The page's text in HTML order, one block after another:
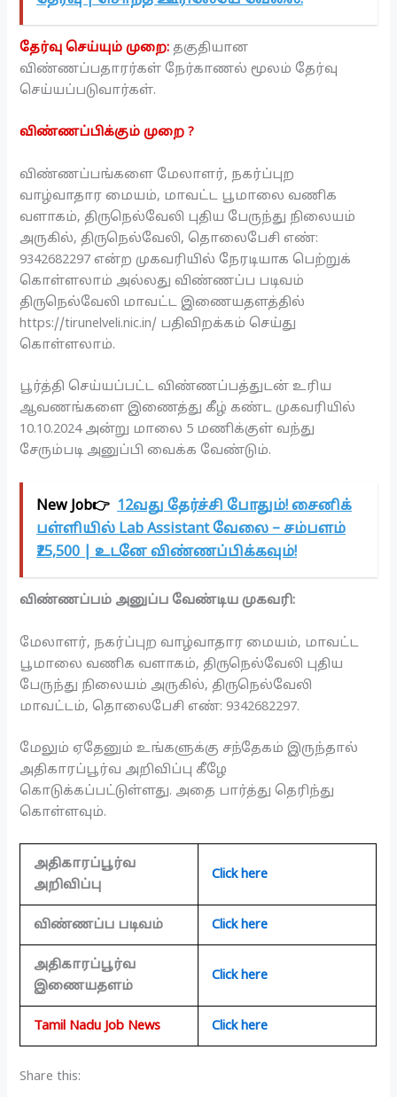
தேர்வு செய்யும் முறை: தகுதியான
விண்ணப்பதாரர்கள் நேர்காணல் மூலம் தேர்வு
செய்யப்படுவார்கள்.
விண்ணப்பிக்கும் முறை ?
விண்ணப்பங்களை மேலாளர், நகர்ப்புற
வாழ்வாதார மையம், மாவட்ட பூமாலை வணிக
வளாகம், திருநெல்வேலி புதிய பேருந்து நிலையம்
அருகில், திருநெல்வேலி, தொலைபேசி எண்:
9342682297 என்ற முகவரியில் நேரடியாக பெற்றுக்
கொள்ளலாம் அல்லது விண்ணப்ப படிவம்
திருநெல்வேலி மாவட்ட இணையதளத்தில்
https://tirunelveli.nic.in/ பதிவிறக்கம் செய்து
கொள்ளலாம்.
பூர்த்தி செய்யப்பட்ட விண்ணப்பத்துடன் உரிய
ஆவணங்களை இணைத்து கீழ் கண்ட முகவரியில்
10.10.2024 அன்று மாலை 5 மணிக்குள் வந்து
சேரும்படி அனுப்பி வைக்க வேண்டும்.
New Job👉 12வது தேர்ச்சி போதும்! சைனிக்
பள்ளியில் Lab Assistant வேலை – சம்பளம்
₹25,500 | உடனே விண்ணப்பிக்கவும்!
விண்ணப்பம் அனுப்ப வேண்டிய முகவரி:
மேலாளர், நகர்ப்புற வாழ்வாதார மையம், மாவட்ட
பூமாலை வணிக வளாகம், திருநெல்வேலி புதிய
பேருந்து நிலையம் அருகில், திருநெல்வேலி
மாவட்டம், தொலைபேசி எண்: 9342682297.
மேலும் ஏதேனும் உங்களுக்கு சந்தேகம் இருந்தால்
அதிகாரப்பூர்வ அறிவிப்பு கீழே
கொடுக்கப்பட்டுள்ளது. அதை பார்த்து தெரிந்து
கொள்ளவும்.
அதிகாரப்பூர்வ
அறிவிப்பு
Click here
விண்ணப்ப படிவம் Click here
அதிகாரப்பூர்வ
இணையதளம்
Click here
Tamil Nadu Job News Click here
Share this: